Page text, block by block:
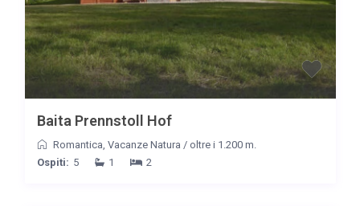
Baita Prennstoll Hof
Romantica, Vacanze Natura / oltre i 1.200 m.
Ospiti: 5 1 2